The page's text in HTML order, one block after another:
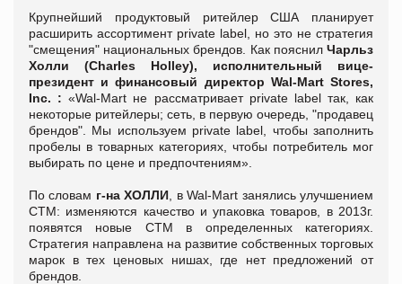
Крупнейший продуктовый ритейлер США планирует
расширить ассортимент private label, но это не стратегия
"смещения" национальных брендов. Как пояснил Чарльз
Холли (Charles Holley), исполнительный вице-
президент и финансовый директор Wal-Mart Stores,
Inc. :«Wal-Mart не рассматривает private label так, как
некоторые ритейлеры; сеть, в первую очередь, "продавец
брендов". Мы используем private label, чтобы заполнить
пробелы в товарных категориях, чтобы потребитель мог
выбирать по цене и предпочтениям».
По словам г-на ХОЛЛИ , в Wal-Mart занялись улучшением
СТМ: изменяются качество и упаковка товаров, в 2013г.
появятся новые СТМ в определенных категориях.
Стратегия направлена на развитие собственных торговых
марок в тех ценовых нишах, где нет предложений от
брендов.